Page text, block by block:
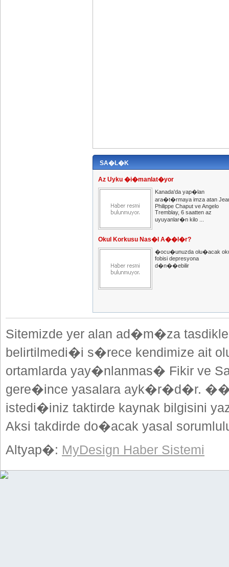
SA�L�K
Az Uyku �i�manlat�yor
Kanada'da yap�lan
ara�t�rmaya imza atan
Philippe Chaput ve Angelo
Tremblay, 6 saatten az
uyuyanlar�n kilo ...
Okul Korkusu Nas�l A��l�r?
�ocu�unuzda olu�acak
fobisi depresyona
d�n��ebilir
Sitemizde yer alan ad�m�za
belirtilmedi�i s�rece kendimize ait
ortamlarda yay�nlanmas� Fikir ve
gere�ince yasalara ayk�r�d�r.
istedi�iniz taktirde kaynak bilgisini
Aksi takdirde do�acak yasal
Altyap�: MyDesign Haber Sistemi